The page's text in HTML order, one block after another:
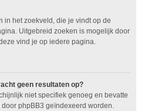
in het zoekveld, die je vindt op de
Uitgebreid zoeken is mogelijk door
vind je op iedere pagina.
geen resultaten op?
niet specifiek genoeg en bevatte
phpBB3 geïndexeerd worden.